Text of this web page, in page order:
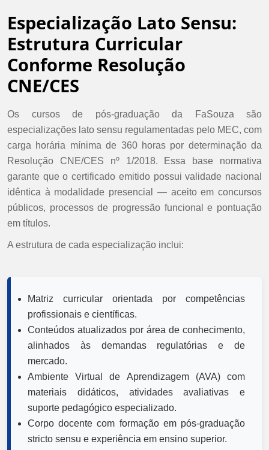
Especialização Lato Sensu:
Estrutura Curricular
Conforme Resolução
CNE/CES
Os cursos de pós-graduação da FaSouza são
especializações lato sensu regulamentadas pelo MEC, com
carga horária mínima de 360 horas por determinação da
Resolução CNE/CES nº 1/2018. Essa base normativa
garante que o certificado emitido possui validade nacional
idêntica à modalidade presencial — aceito em concursos
públicos, processos de progressão funcional e pontuação
em títulos.
A estrutura de cada especialização inclui:
Matriz curricular orientada por competências
profissionais e científicas.
Conteúdos atualizados por área de conhecimento,
alinhados às demandas regulatórias e de
mercado.
Ambiente Virtual de Aprendizagem (AVA) com
materiais didáticos, atividades avaliativas e
suporte pedagógico especializado.
Corpo docente com formação em pós-graduação
stricto sensu e experiência em ensino superior.